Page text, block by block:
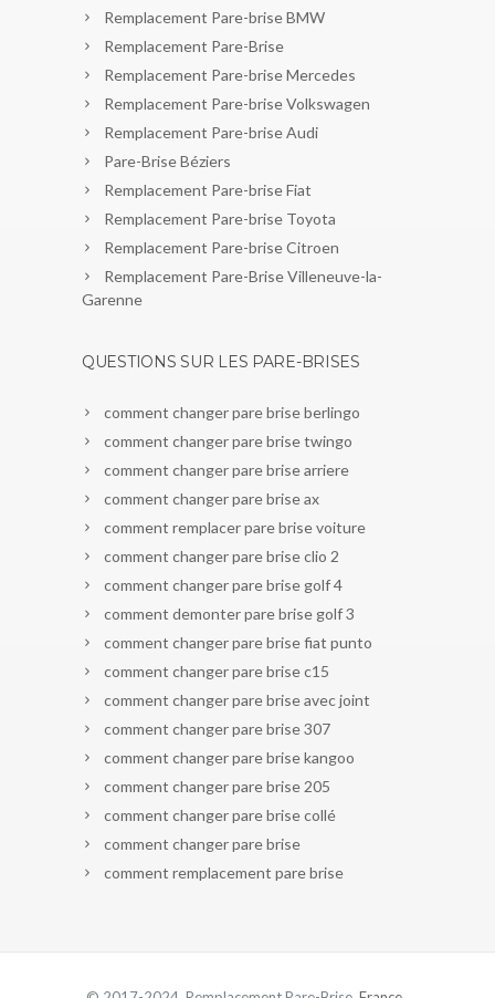
Remplacement Pare-brise BMW
Remplacement Pare-Brise
Remplacement Pare-brise Mercedes
Remplacement Pare-brise Volkswagen
Remplacement Pare-brise Audi
Pare-Brise Béziers
Remplacement Pare-brise Fiat
Remplacement Pare-brise Toyota
Remplacement Pare-brise Citroen
Remplacement Pare-Brise Villeneuve-la-
Garenne
QUESTIONS SUR LES PARE-BRISES
comment changer pare brise berlingo
comment changer pare brise twingo
comment changer pare brise arriere
comment changer pare brise ax
comment remplacer pare brise voiture
comment changer pare brise clio 2
comment changer pare brise golf 4
comment demonter pare brise golf 3
comment changer pare brise fiat punto
comment changer pare brise c15
comment changer pare brise avec joint
comment changer pare brise 307
comment changer pare brise kangoo
comment changer pare brise 205
comment changer pare brise collé
comment changer pare brise
comment remplacement pare brise